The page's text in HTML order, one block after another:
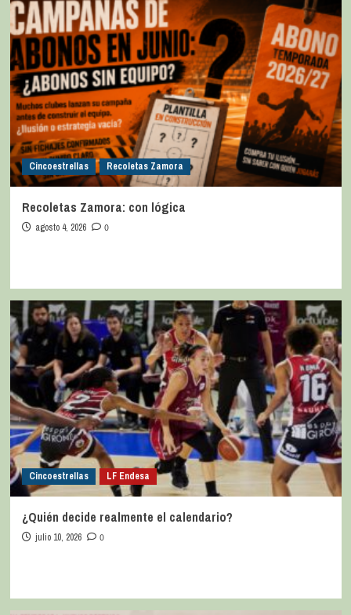
Cincoestrellas Recoletas Zamora
Recoletas Zamora: con lógica
agosto 4, 2026 0
Cincoestrellas LF Endesa
¿Quién decide realmente el calendario?
julio 10, 2026 0